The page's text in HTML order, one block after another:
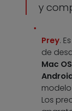
y
Prey.
de
Mac
Los